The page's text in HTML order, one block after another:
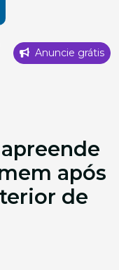
Anuncie grátis
após
de